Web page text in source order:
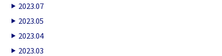
2023.07
2023.05
2023.04
2023.03